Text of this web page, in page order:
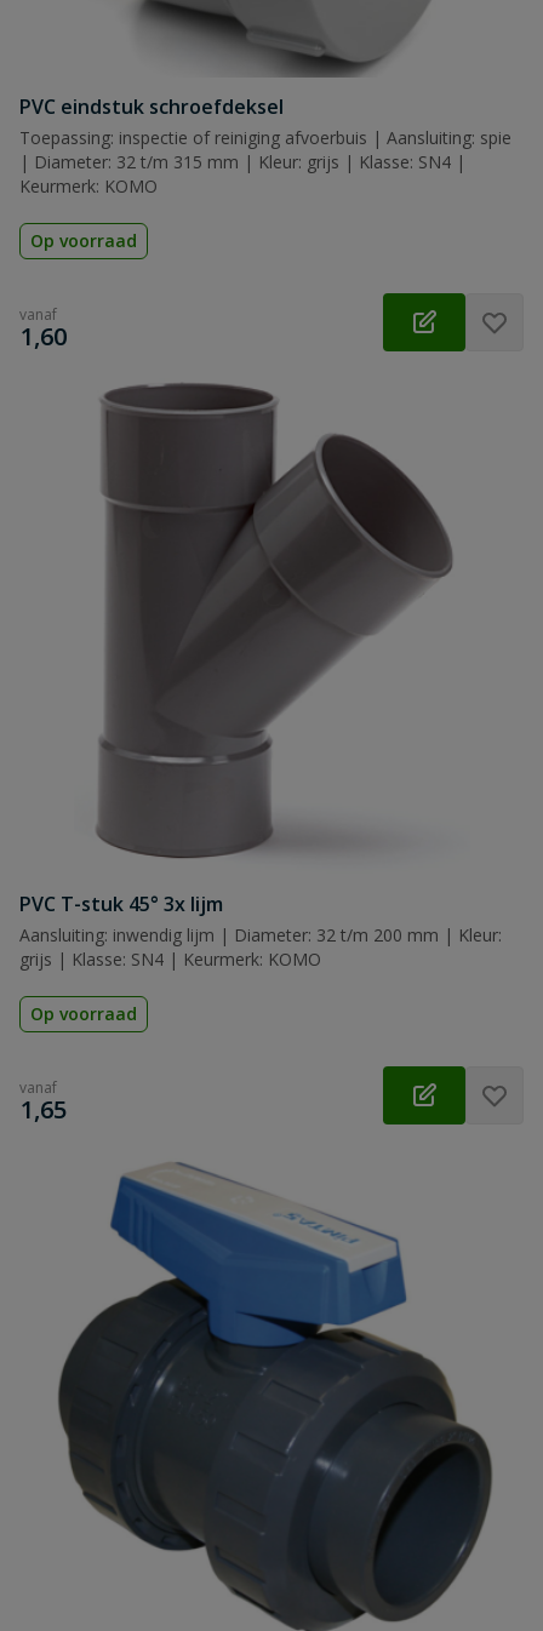
PVC eindstuk schroefdeksel
Toepassing: inspectie of reiniging afvoerbuis | Aansluiting: spie
| Diameter: 32 t/m 315 mm | Kleur: grijs | Klasse: SN4 |
Keurmerk: KOMO
Op voorraad
vanaf
€
1,60
PVC T-stuk 45° 3x lijm
Aansluiting: inwendig lijm | Diameter: 32 t/m 200 mm | Kleur:
grijs | Klasse: SN4 | Keurmerk: KOMO
Op voorraad
vanaf
€
1,65